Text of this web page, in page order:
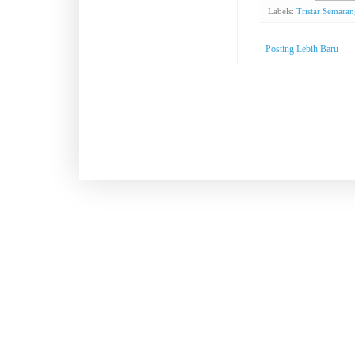
Labels: Tristar
Posting Lebih Baru